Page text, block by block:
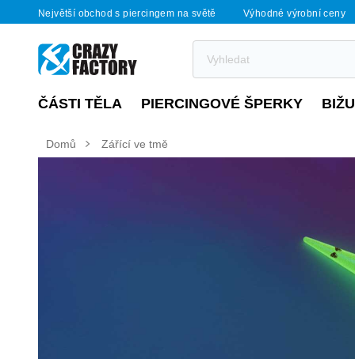
Největší obchod s piercingem na světě Výhodné výrobní ceny
ČÁSTI TĚLA PIERCINGOVÉ ŠPERKY
Domů Zářící ve tmě